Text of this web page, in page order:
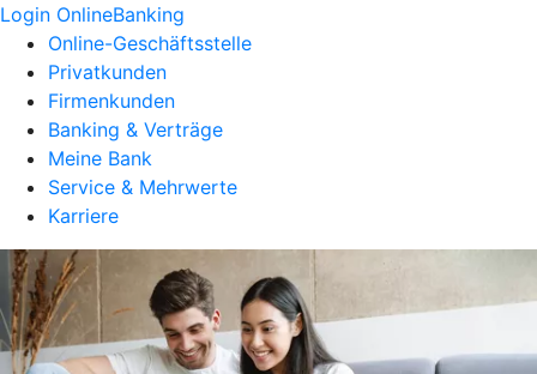
Login OnlineBanking
Online-Geschäftsstelle
Privatkunden
Firmenkunden
Banking & Verträge
Meine Bank
Service & Mehrwerte
Karriere